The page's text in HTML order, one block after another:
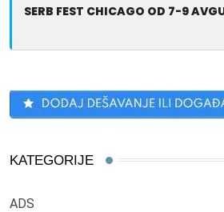
SERB FEST CHICAGO OD 7-9
KATEGORIJE
ADS